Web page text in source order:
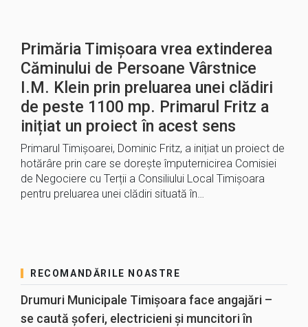
Primăria Timișoara vrea extinderea
Căminului de Persoane Vârstnice
I.M. Klein prin preluarea unei clădiri
de peste 1100 mp. Primarul Fritz a
inițiat un proiect în acest sens
Primarul Timișoarei, Dominic Fritz, a inițiat un proiect de
hotărâre prin care se dorește împuternicirea Comisiei
de Negociere cu Terții a Consiliului Local Timișoara
pentru preluarea unei clădiri situată în…
RECOMANDĂRILE NOASTRE
Drumuri Municipale Timișoara face angajări –
se caută șoferi, electricieni și muncitori în